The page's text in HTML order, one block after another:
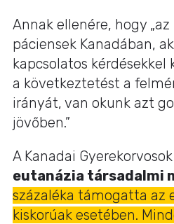
Annak ellenére, hogy
páciensek Kanadában,
kapcsolatos
a következtetést a
irányát, van okunk azt
jövőben.”
A Kanadai
eutanázia társadalmi
százaléka támogatta az
kiskorúak esetében.